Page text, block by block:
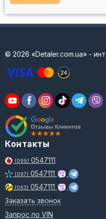
© 2026 «Detaler.com.ua» -
Контакты
(099) 0547111
(097) 0547111
(063) 0547111
Заказать звонок
Запрос по VIN